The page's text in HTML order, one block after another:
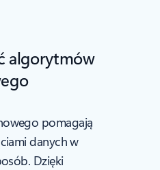
algorytmów
pomagają
danych w
Dzięki